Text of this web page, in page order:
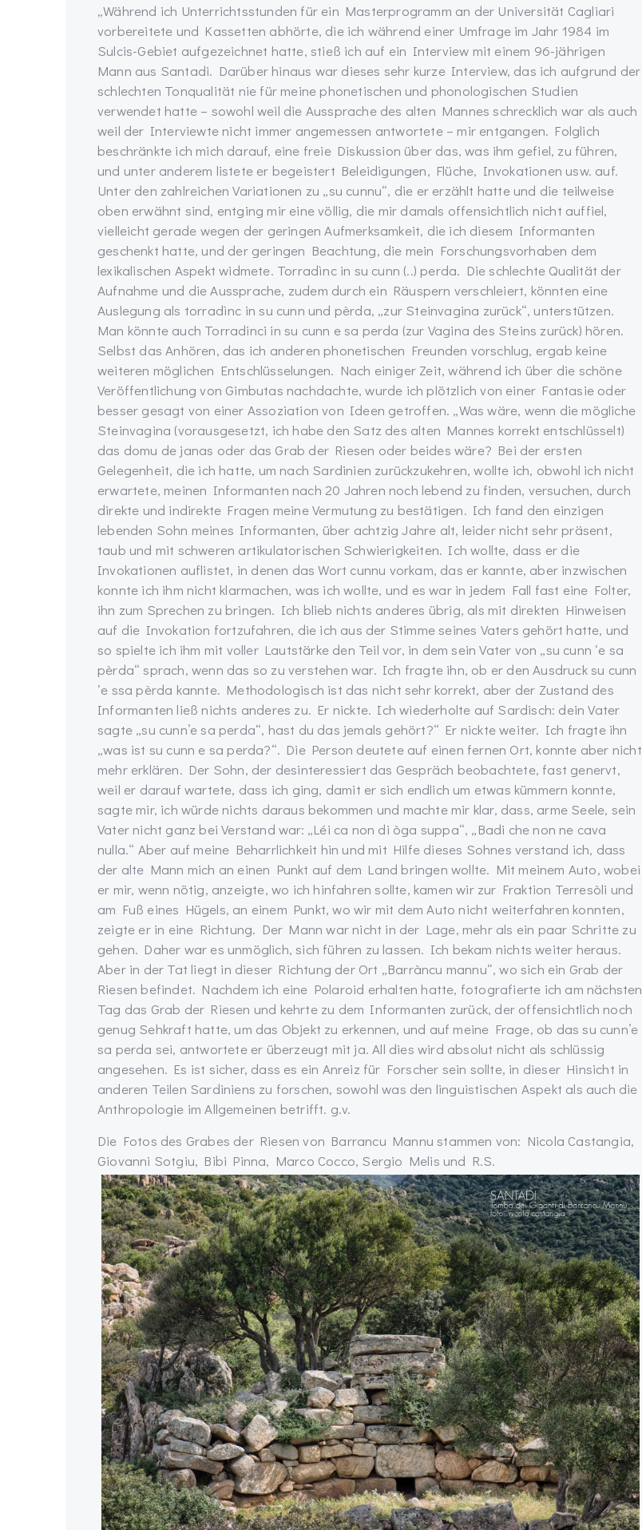
„Während ich Unterrichtsstunden für ein Masterprogramm an der Universität Cagliari
vorbereitete und Kassetten abhörte, die ich während einer Umfrage im Jahr 1984 im
Sulcis-Gebiet aufgezeichnet hatte, stieß ich auf ein Interview mit einem 96-jährigen
Mann aus Santadi. Darüber hinaus war dieses sehr kurze Interview, das ich aufgrund der
schlechten Tonqualität nie für meine phonetischen und phonologischen Studien
verwendet hatte – sowohl weil die Aussprache des alten Mannes schrecklich war als auch
weil der Interviewte nicht immer angemessen antwortete – mir entgangen. Folglich
beschränkte ich mich darauf, eine freie Diskussion über das, was ihm gefiel, zu führen,
und unter anderem listete er begeistert Beleidigungen, Flüche, Invokationen usw. auf.
Unter den zahlreichen Variationen zu „su cunnu“, die er erzählt hatte und die teilweise
oben erwähnt sind, entging mir eine völlig, die mir damals offensichtlich nicht auffiel,
vielleicht gerade wegen der geringen Aufmerksamkeit, die ich diesem Informanten
geschenkt hatte, und der geringen Beachtung, die mein Forschungsvorhaben dem
lexikalischen Aspekt widmete. Torradìnc in su cunn (..) perda. Die schlechte Qualität der
Aufnahme und die Aussprache, zudem durch ein Räuspern verschleiert, könnten eine
Auslegung als torradìnc in su cunn und pèrda, „zur Steinvagina zurück“, unterstützen.
Man könnte auch Torradinci in su cunn e sa perda (zur Vagina des Steins zurück) hören.
Selbst das Anhören, das ich anderen phonetischen Freunden vorschlug, ergab keine
weiteren möglichen Entschlüsselungen. Nach einiger Zeit, während ich über die schöne
Veröffentlichung von Gimbutas nachdachte, wurde ich plötzlich von einer Fantasie oder
besser gesagt von einer Assoziation von Ideen getroffen. „Was wäre, wenn die mögliche
Steinvagina (vorausgesetzt, ich habe den Satz des alten Mannes korrekt entschlüsselt)
das domu de janas oder das Grab der Riesen oder beides wäre? Bei der ersten
Gelegenheit, die ich hatte, um nach Sardinien zurückzukehren, wollte ich, obwohl ich nicht
erwartete, meinen Informanten nach 20 Jahren noch lebend zu finden, versuchen, durch
direkte und indirekte Fragen meine Vermutung zu bestätigen. Ich fand den einzigen
lebenden Sohn meines Informanten, über achtzig Jahre alt, leider nicht sehr präsent,
taub und mit schweren artikulatorischen Schwierigkeiten. Ich wollte, dass er die
Invokationen auflistet, in denen das Wort cunnu vorkam, das er kannte, aber inzwischen
konnte ich ihm nicht klarmachen, was ich wollte, und es war in jedem Fall fast eine Folter,
ihn zum Sprechen zu bringen. Ich blieb nichts anderes übrig, als mit direkten Hinweisen
auf die Invokation fortzufahren, die ich aus der Stimme seines Vaters gehört hatte, und
so spielte ich ihm mit voller Lautstärke den Teil vor, in dem sein Vater von „su cunn ‘e sa
pèrda“ sprach, wenn das so zu verstehen war. Ich fragte ihn, ob er den Ausdruck su cunn
‘e ssa pèrda kannte. Methodologisch ist das nicht sehr korrekt, aber der Zustand des
Informanten ließ nichts anderes zu. Er nickte. Ich wiederholte auf Sardisch: dein Vater
sagte „su cunn’e sa perda“, hast du das jemals gehört?“ Er nickte weiter. Ich fragte ihn
„was ist su cunn e sa perda?“. Die Person deutete auf einen fernen Ort, konnte aber nicht
mehr erklären. Der Sohn, der desinteressiert das Gespräch beobachtete, fast genervt,
weil er darauf wartete, dass ich ging, damit er sich endlich um etwas kümmern konnte,
sagte mir, ich würde nichts daraus bekommen und machte mir klar, dass, arme Seele, sein
Vater nicht ganz bei Verstand war: „Léi ca non di òga suppa“, „Badi che non ne cava
nulla.“ Aber auf meine Beharrlichkeit hin und mit Hilfe dieses Sohnes verstand ich, dass
der alte Mann mich an einen Punkt auf dem Land bringen wollte. Mit meinem Auto, wobei
er mir, wenn nötig, anzeigte, wo ich hinfahren sollte, kamen wir zur Fraktion Terresòli und
am Fuß eines Hügels, an einem Punkt, wo wir mit dem Auto nicht weiterfahren konnten,
zeigte er in eine Richtung. Der Mann war nicht in der Lage, mehr als ein paar Schritte zu
gehen. Daher war es unmöglich, sich führen zu lassen. Ich bekam nichts weiter heraus.
Aber in der Tat liegt in dieser Richtung der Ort „Barràncu mannu“, wo sich ein Grab der
Riesen befindet. Nachdem ich eine Polaroid erhalten hatte, fotografierte ich am nächsten
Tag das Grab der Riesen und kehrte zu dem Informanten zurück, der offensichtlich noch
genug Sehkraft hatte, um das Objekt zu erkennen, und auf meine Frage, ob das su cunn’e
sa perda sei, antwortete er überzeugt mit ja. All dies wird absolut nicht als schlüssig
angesehen. Es ist sicher, dass es ein Anreiz für Forscher sein sollte, in dieser Hinsicht in
anderen Teilen Sardiniens zu forschen, sowohl was den linguistischen Aspekt als auch die
Anthropologie im Allgemeinen betrifft. g.v.
Die Fotos des Grabes der Riesen von Barrancu Mannu stammen von: Nicola Castangia,
Giovanni Sotgiu, Bibi Pinna, Marco Cocco, Sergio Melis und R.S.